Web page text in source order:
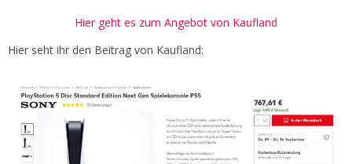
Hier geht es zum Angebot von Kaufland
Hier seht ihr den Beitrag von Kaufland: